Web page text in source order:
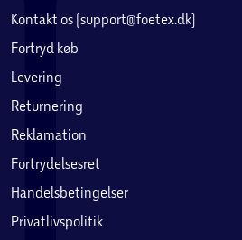
Kontakt os (support@foetex.dk)
Fortryd køb
Levering
Returnering
Reklamation
Fortrydelsesret
Handelsbetingelser
Privatlivspolitik